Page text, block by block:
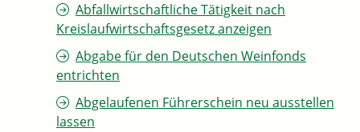
Abfallwirtschaftliche Tätigkeit nach
Kreislaufwirtschaftsgesetz anzeigen
Abgabe für den Deutschen Weinfonds
entrichten
Abgelaufenen Führerschein neu ausstellen
lassen